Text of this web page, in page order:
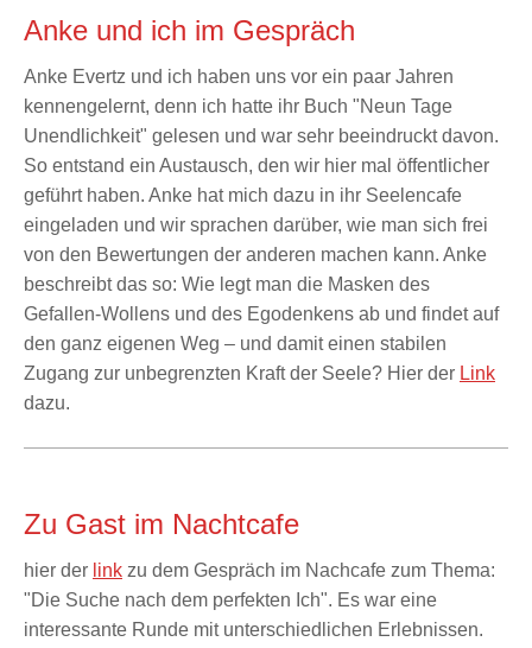
Anke und ich im Gespräch
Anke Evertz und ich haben uns vor ein paar Jahren
kennengelernt, denn ich hatte ihr Buch "Neun Tage
Unendlichkeit" gelesen und war sehr beeindruckt davon.
So entstand ein Austausch, den wir hier mal öffentlicher
geführt haben. Anke hat mich dazu in ihr Seelencafe
eingeladen und wir sprachen darüber, wie man sich frei
von den Bewertungen der anderen machen kann. Anke
beschreibt das so: Wie legt man die Masken des
Gefallen-Wollens und des Egodenkens ab und findet auf
den ganz eigenen Weg – und damit einen stabilen
Zugang zur unbegrenzten Kraft der Seele? Hier der Link
dazu.
Zu Gast im Nachtcafe
hier der link zu dem Gespräch im Nachcafe zum Thema:
"Die Suche nach dem perfekten Ich". Es war eine
interessante Runde mit unterschiedlichen Erlebnissen.